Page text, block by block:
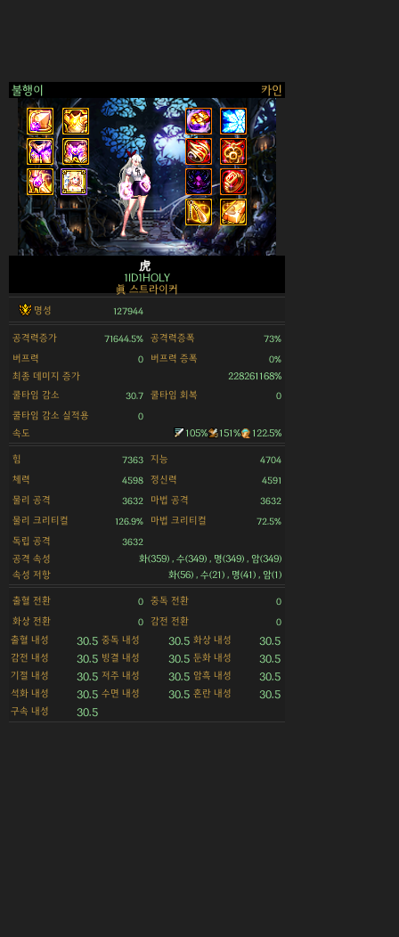
불행이 카인
>
虎
1ID1HOLY
眞 스트라이커
명성 127944
공격력증가 71644.5% 공격력증폭 73%
버프력 0 버프력 증폭 0%
최종 데미지 증가
228261168%
쿨타임 감소
30.7 쿨타임 회복 0
쿨타임 감소 실적용 0
속도 105% 151% 122.5%
힘 7363 지능 4704
체력 4598 정신력 4591
물리 공격 3632 마법 공격 3632
물리 크리티컬 126.9% 마법 크리티컬 72.5%
독립 공격 3632
공격 속성
화(359) , 수(349) , 명(349) , 암(349)
속성 저항
화(56) , 수(21) , 명(41) , 암(1)
출혈 전환 0 중독 전환 0
화상 전환 0 감전 전환 0
출혈 내성 30.5 중독 내성 30.5 화상 내성 30.5
감전 내성 30.5 빙결 내성 30.5 둔화 내성 30.5
기절 내성 30.5 저주 내성 30.5 암흑 내성 30.5
석화 내성 30.5 수면 내성 30.5 혼란 내성 30.5
구속 내성 30.5